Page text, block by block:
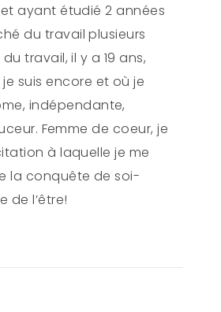
ayant étudié 2 années
du travail plusieurs
travail, il y a 19 ans,
suis encore et où je
indépendante,
Femme de coeur, je
à laquelle je me
la conquête de soi-
de l’être!